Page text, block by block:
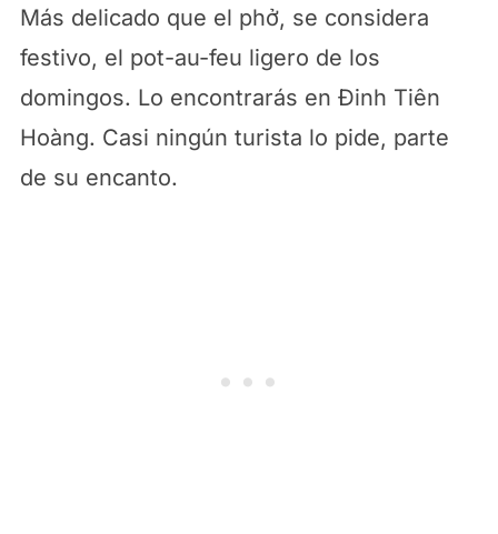
Más delicado que el phở, se considera
festivo, el pot-au-feu ligero de los
domingos. Lo encontrarás en Đinh Tiên
Hoàng. Casi ningún turista lo pide, parte
de su encanto.